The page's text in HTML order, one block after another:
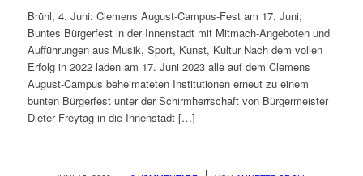
Brühl, 4. Juni: Clemens August-Campus-Fest am 17. Juni;
Buntes Bürgerfest in der Innenstadt mit Mitmach-Angeboten und
Aufführungen aus Musik, Sport, Kunst, Kultur Nach dem vollen
Erfolg in 2022 laden am 17. Juni 2023 alle auf dem Clemens
August-Campus beheimateten Institutionen erneut zu einem
bunten Bürgerfest unter der Schirmherrschaft von Bürgermeister
Dieter Freytag in die Innenstadt […]